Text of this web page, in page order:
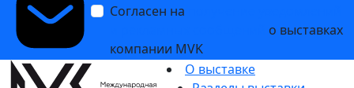
Согласен на
о выставках
компании MVK
О выставке